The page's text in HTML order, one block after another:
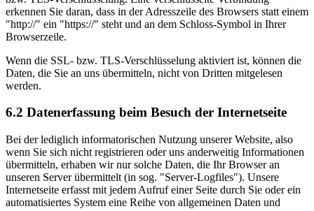
erkennen Sie daran, dass in der Adresszeile des Browsers statt einem
"http://" ein "https://" steht und an dem Schloss-Symbol in Ihrer
Browserzeile.
Wenn die SSL- bzw. TLS-Verschlüsselung aktiviert ist, können die
Daten, die Sie an uns übermitteln, nicht von Dritten mitgelesen
werden.
6.2 Datenerfassung beim Besuch der Internetseite
Bei der lediglich informatorischen Nutzung unserer Website, also
wenn Sie sich nicht registrieren oder uns anderweitig Informationen
übermitteln, erhaben wir nur solche Daten, die Ihr Browser an
unseren Server übermittelt (in sog. "Server-Logfiles"). Unsere
Internetseite erfasst mit jedem Aufruf einer Seite durch Sie oder ein
automatisiertes System eine Reihe von allgemeinen Daten und